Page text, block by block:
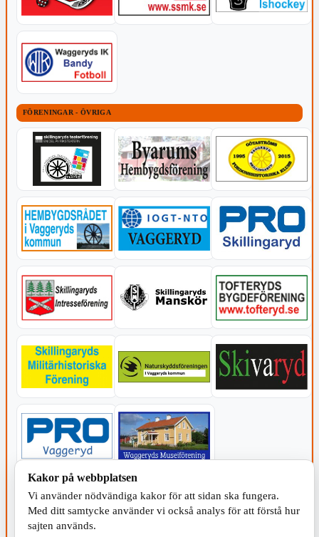
FÖRENINGAR - ÖVRIGA
KOMMUNEN
Kakor på webbplatsen
Vi använder nödvändiga kakor för att sidan ska fungera.
Med ditt samtycke använder vi också analys för att förstå hur
sajten används.